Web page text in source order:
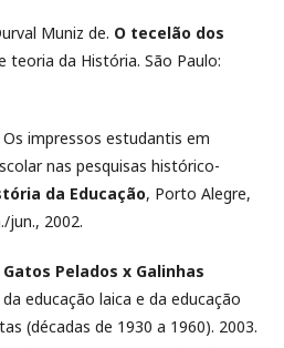
Muniz de. O tecelão dos
teoria da História. São Paulo:
impressos estudantis em
nas pesquisas histórico-
da Educação, Porto Alegre,
jun., 2002.
Gatos Pelados x Galinhas
educação laica e da educação
(décadas de 1930 a 1960). 2003.